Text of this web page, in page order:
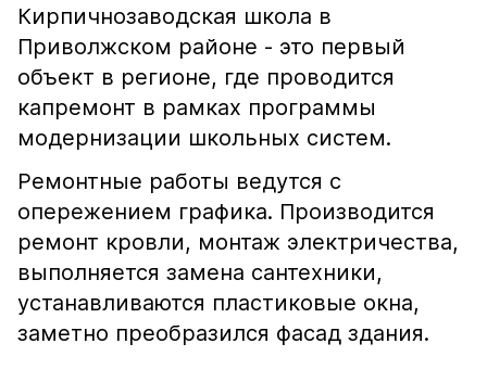
Кирпичнозаводская школа в
Приволжском районе - это первый
объект в регионе, где проводится
капремонт в рамках программы
модернизации школьных систем.
Ремонтные работы ведутся с
опережением графика. Производится
ремонт кровли, монтаж электричества,
выполняется замена сантехники,
устанавливаются пластиковые окна,
заметно преобразился фасад здания.